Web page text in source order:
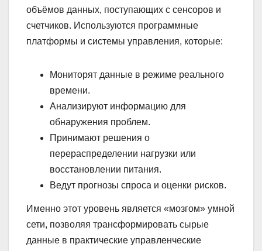
объёмов данных, поступающих с сенсоров и
счетчиков. Используются программные
платформы и системы управления, которые:
Мониторят данные в режиме реального
времени.
Анализируют информацию для
обнаружения проблем.
Принимают решения о
перераспределении нагрузки или
восстановлении питания.
Ведут прогнозы спроса и оценки рисков.
Именно этот уровень является «мозгом» умной
сети, позволяя трансформировать сырые
данные в практические управленческие